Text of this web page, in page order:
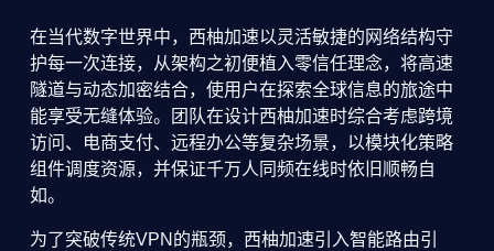
在当代数字世界中，西柚加速以灵活敏捷的网络结构守
护每一次连接，从架构之初便植入零信任理念，将高速
隧道与动态加密结合，使用户在探索全球信息的旅途中
能享受无缝体验。团队在设计西柚加速时综合考虑跨境
访问、电商支付、远程办公等复杂场景，以模块化策略
组件调度资源，并保证千万人同频在线时依旧顺畅自
如。
为了突破传统VPN的瓶颈，西柚加速引入智能路由引